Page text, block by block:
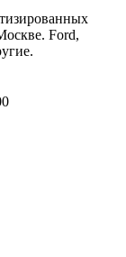
Ford,